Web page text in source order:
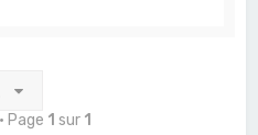
Page 1 sur 1